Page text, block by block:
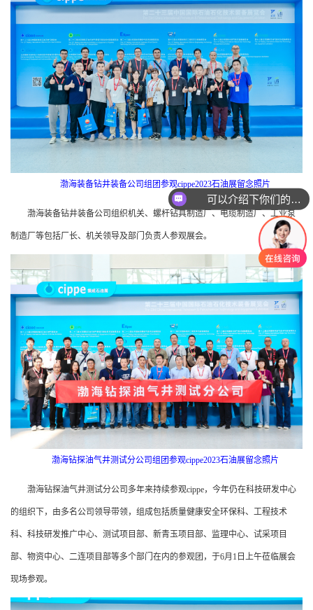
渤海装备钻井装备公司组团参观cippe2023石油展留念照片
渤海装备钻井装备公司组织机关、螺杆钻具制造厂、电缆制造厂、工业泵
制造厂等包括厂长、机关领导及部门负责人参观展会。
渤海钻探油气井测试分公司组团参观cippe2023石油展留念照片
渤海钻探油气井测试分公司多年来持续参观cippe，今年仍在科技研发中心
的组织下，由多名公司领导带领，组成包括质量健康安全环保科、工程技术
科、科技研发推广中心、测试项目部、新青玉项目部、监理中心、试采项目
部、物资中心、二连项目部等多个部门在内的参观团，于6月1日上午莅临展会
现场参观。